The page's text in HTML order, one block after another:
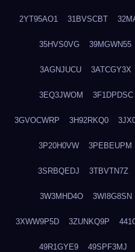
2YT95AO1 31BVSCBT
35HVS0VG 39MGWN55
3AGNJUCU 3ATCGY3X
3EQ3JWOM 3F1DPDSC
3GVOCWRP 3H92RKQ0
3P20H0VW 3PEBEUPM
3SRBQEDJ 3TBVTN7Z
3W3MHD4O 3WI8G8SN
3XWW9P5D 3ZUNKQ9P
49R1GYE9 49SPF3MJ